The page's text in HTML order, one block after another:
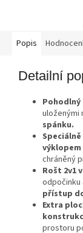
Popis
Detailní
uloženými
spánku.
chráněný
Rošt 2v1
odpočinku
přístup
Extra
prostoru